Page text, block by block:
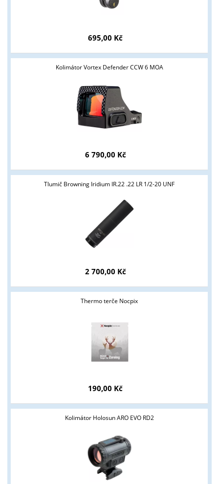
695,00 Kč
Kolimátor Vortex Defender CCW 6 MOA
6 790,00 Kč
Tlumič Browning Iridium IR.22 .22 LR 1/2-20 UNF
2 700,00 Kč
Thermo terče Nocpix
190,00 Kč
Kolimátor Holosun ARO EVO RD2
Tyto stránky jsou určeny pouze odborné veřejnosti od 18 let a
podnikatelům v oblasti zbraně a střelivo. Splňujete tyto
podmínky?
ANO